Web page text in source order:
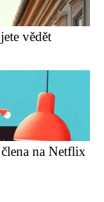
vědět
na Netflix